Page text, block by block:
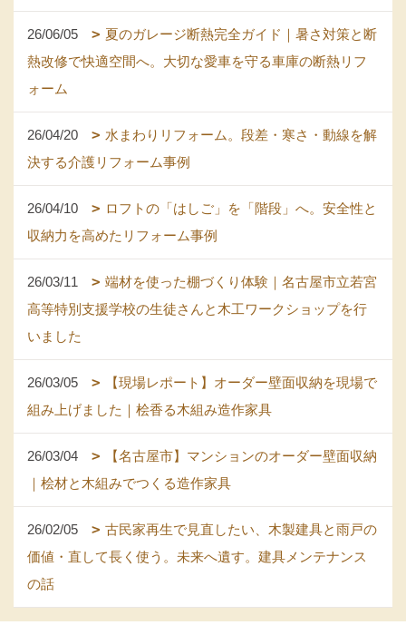
26/06/05
夏のガレージ断熱完全ガイド｜暑さ対策と断
熱改修で快適空間へ。大切な愛車を守る車庫の断熱リフ
ォーム
26/04/20
水まわりリフォーム。段差・寒さ・動線を解
決する介護リフォーム事例
26/04/10
ロフトの「はしご」を「階段」へ。安全性と
収納力を高めたリフォーム事例
26/03/11
端材を使った棚づくり体験｜名古屋市立若宮
高等特別支援学校の生徒さんと木工ワークショップを行
いました
26/03/05
【現場レポート】オーダー壁面収納を現場で
組み上げました｜桧香る木組み造作家具
26/03/04
【名古屋市】マンションのオーダー壁面収納
｜桧材と木組みでつくる造作家具
26/02/05
古民家再生で見直したい、木製建具と雨戸の
価値・直して長く使う。未来へ遺す。建具メンテナンス
の話